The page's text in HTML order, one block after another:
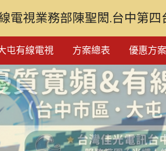
電視業務部陳聖閎.台中第
屯有線電視 方案總表 優惠方案